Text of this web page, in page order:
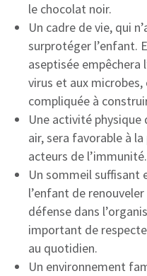
le chocolat noir.
Un cadre de vie, qui
surprotéger l’enfant.
aseptisée empêchera
virus et aux
compliquée à
Une activité physique
air, sera favorable à
acteurs de l’immunité.
Un sommeil
l’enfant de
défense dans
important de
au quotidien.
Un environnement